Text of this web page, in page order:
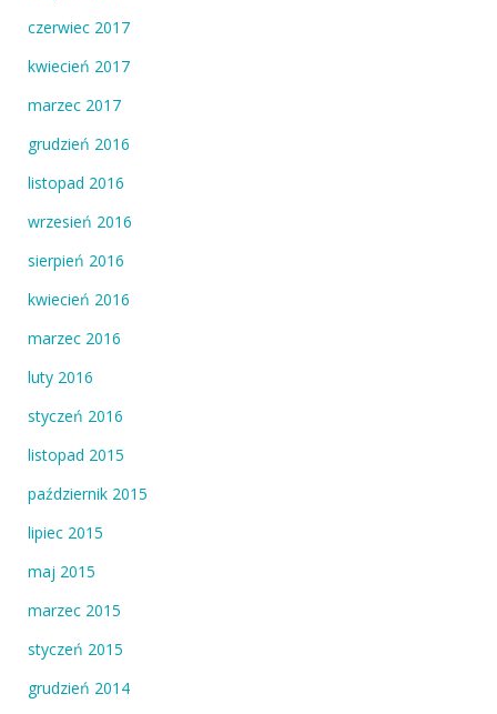
czerwiec 2017
kwiecień 2017
marzec 2017
grudzień 2016
listopad 2016
wrzesień 2016
sierpień 2016
kwiecień 2016
marzec 2016
luty 2016
styczeń 2016
listopad 2015
październik 2015
lipiec 2015
maj 2015
marzec 2015
styczeń 2015
grudzień 2014